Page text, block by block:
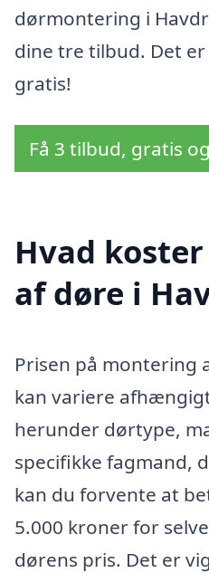
dørmontering i
dine tre tilbud. Det
gratis!
Få 3 tilbud, gratis
Hvad
af døre i
Prisen på montering
kan variere
herunder dørtype,
specifikke fagmand,
kan du forvente at
5.000 kroner for
dørens pris. Det er